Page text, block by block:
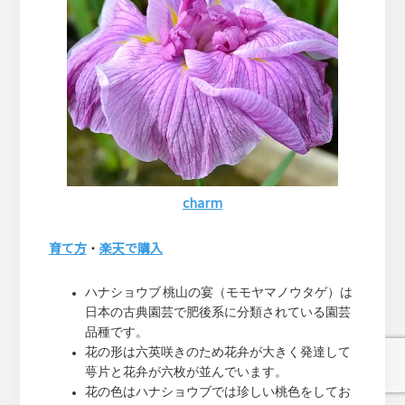
charm
育て方・ 楽天で購入
ハナショウブ 桃山の宴（モモヤマノウタゲ）は
日本の古典園芸で肥後系に分類されている園芸
品種です。
花の形は六英咲きのため花弁が大きく発達して
萼片と花弁が六枚が並んでいます。
花の色はハナショウブでは珍しい桃色をしてお